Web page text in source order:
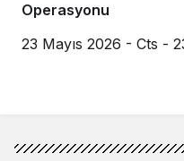
Operasyonu
23 Mayıs 2026 - Cts -